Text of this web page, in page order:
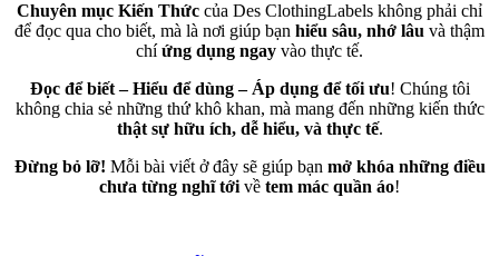
Chuyên mục Kiến Thức của Des ClothingLabels không phải chỉ
để đọc qua cho biết, mà là nơi giúp bạn hiểu sâu, nhớ lâu và thậm
chíứng dụng ngay vào thực tế.
Đọc để biết – Hiểu để dùng – Áp dụng để tối ưu! Chúng tôi
không chia sẻ những thứ khô khan, mà mang đến những kiến thức
thật sự hữu ích, dễ hiểu, và thực tế.
Đừng bỏ lỡ! Mỗi bài viết ở đây sẽ giúp bạn mở khóa những điều
chưa từng nghĩ tớivề tem mác quần áo!